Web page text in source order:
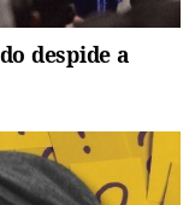
despide a